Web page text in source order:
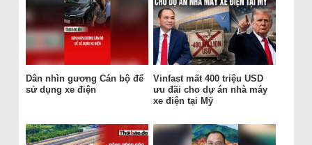
Dân nhìn gương Cán bộ để
sử dụng xe điện
Vinfast mất 400 triệu USD
ưu đãi cho dự án nhà máy
xe điện tại Mỹ